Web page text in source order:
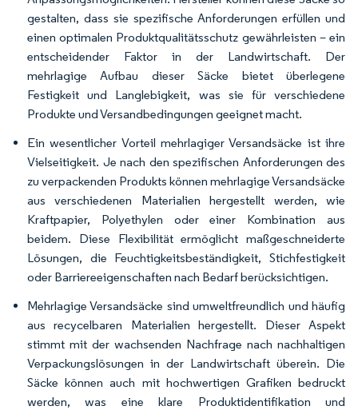
gestalten, dass sie spezifische Anforderungen erfüllen und
einen optimalen Produktqualitätsschutz gewährleisten – ein
entscheidender Faktor in der Landwirtschaft. Der
mehrlagige Aufbau dieser Säcke bietet überlegene
Festigkeit und Langlebigkeit, was sie für verschiedene
Produkte und Versandbedingungen geeignet macht.
Ein wesentlicher Vorteil mehrlagiger Versandsäcke ist ihre
Vielseitigkeit. Je nach den spezifischen Anforderungen des
zu verpackenden Produkts können mehrlagige Versandsäcke
aus verschiedenen Materialien hergestellt werden, wie
Kraftpapier, Polyethylen oder einer Kombination aus
beidem. Diese Flexibilität ermöglicht maßgeschneiderte
Lösungen, die Feuchtigkeitsbeständigkeit, Stichfestigkeit
oder Barriereeigenschaften nach Bedarf berücksichtigen.
Mehrlagige Versandsäcke sind umweltfreundlich und häufig
aus recycelbaren Materialien hergestellt. Dieser Aspekt
stimmt mit der wachsenden Nachfrage nach nachhaltigen
Verpackungslösungen in der Landwirtschaft überein. Die
Säcke können auch mit hochwertigen Grafiken bedruckt
werden, was eine klare Produktidentifikation und